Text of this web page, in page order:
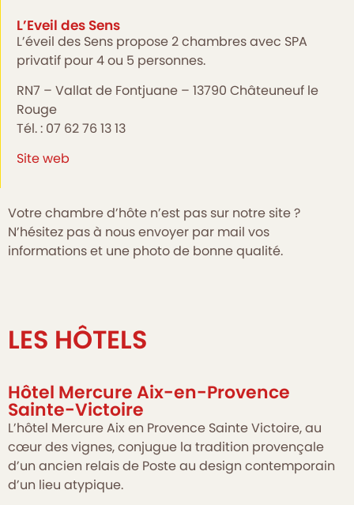
L’Eveil des Sens
L’éveil des Sens propose 2 chambres avec SPA
privatif pour 4 ou 5 personnes.
RN7 – Vallat de Fontjuane – 13790 Châteuneuf le
Rouge
Tél. : 07 62 76 13 13
Site web
Votre chambre d’hôte n’est pas sur notre site ?
N’hésitez pas à nous envoyer par mail vos
informations et une photo de bonne qualité.
LES HÔTELS
Hôtel Mercure Aix-en-Provence
Sainte-Victoire
L’hôtel Mercure Aix en Provence Sainte Victoire, au
cœur des vignes, conjugue la tradition provençale
d’un ancien relais de Poste au design contemporain
d’un lieu atypique.